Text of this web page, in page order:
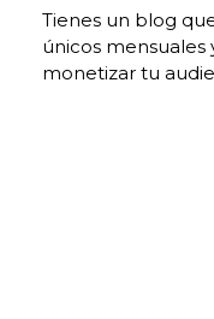
Tienes un blog
únicos
monetizar tu